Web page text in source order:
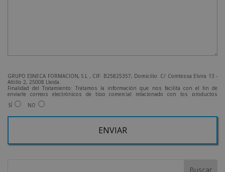
GRUPO ESNECA FORMACIÓN, S.L , CIF: B25825357, Domicilio: C/ Comtessa Elvira 13 -
Altillo 2, 25008 Lleida.
Finalidad del Tratamiento: Tratamos la información que nos facilita con el fin de
enviarle correos electrónicos de tipo comercial relacionado con los productos
ofrecidos y otros tipo de productos que fueran de su interés.
Legitimación del tratamiento: Consentimiento del interesado.
a la dirección admin@grupoesneca.com.
Desea recibir información comercial (vía telefónica y/o email):
SÍ NO